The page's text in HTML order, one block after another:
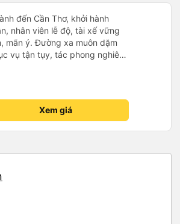
đến Cần Thơ, khởi hành
nhân viên lễ độ, tài xế vững
vụ tận tụy, tác phong nghiêm
tiền vội vã. Xã hội loạn đạo.
Xem giá